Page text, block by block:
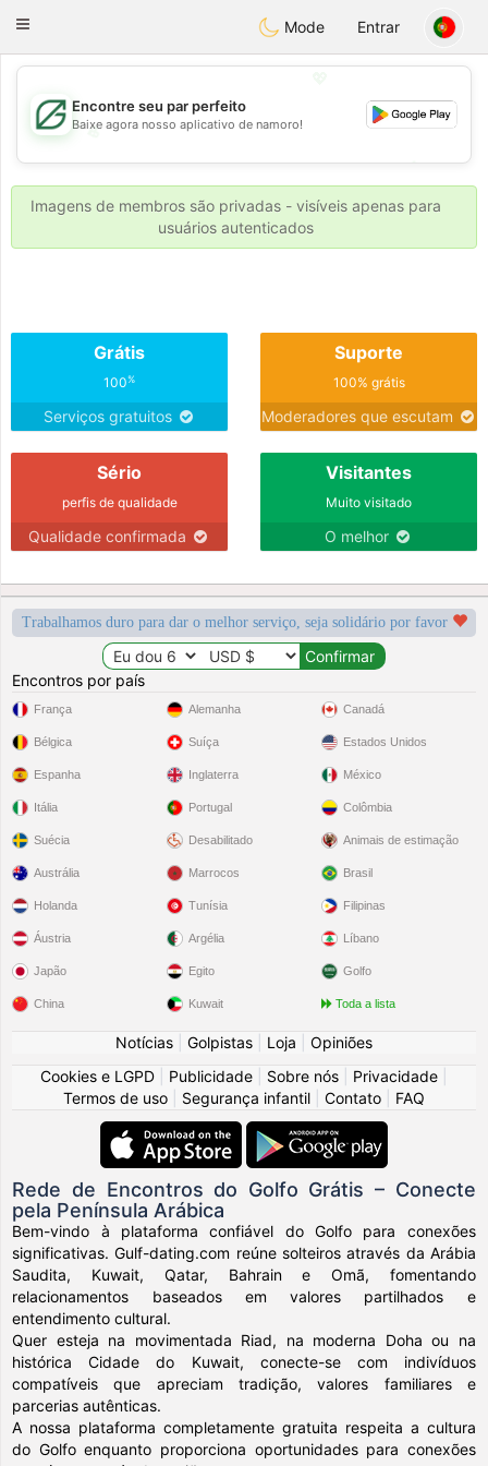
Dating
Toggle
Mode Entrar
💖
💕
💕
Encontre seu par perfeito
Baixe agora nosso aplicativo de namoro!
Imagens de membros são privadas - visíveis apenas para
usuários autenticados
Grátis
100%
Serviços gratuitos
Suporte
100% grátis
Moderadores que escutam
Sério
perfis de qualidade
Qualidade confirmada
Visitantes
Muito visitado
O melhor
Trabalhamos duro para dar o melhor serviço, seja solidário por favor
Encontros por país
França
Bélgica
Espanha
Itália
Suécia
Alemanha
Suíça
Inglaterra
Portugal
Desabilitado
Canadá
Estados Unidos
México
Colômbia
Animais de estimação
Austrália
Holanda
Áustria
Japão
China
Marrocos
Tunísia
Argélia
Egito
Kuwait
Brasil
Filipinas
Líbano
Golfo
Toda a lista
Notícias Golpistas Loja
Opiniões
Cookies e LGPD
Publicidade Sobre nós Privacidade
Termos de uso
Segurança infantil Contato FAQ
Rede de Encontros do Golfo Grátis – Conecte
pela Península Arábica
Bem-vindo à plataforma confiável do Golfo para conexões
significativas. Gulf-dating.com reúne solteiros através da Arábia
Saudita, Kuwait, Qatar, Bahrain e Omã, fomentando
relacionamentos baseados em valores partilhados e
entendimento cultural.
Quer esteja na movimentada Riad, na moderna Doha ou na
histórica Cidade do Kuwait, conecte-se com indivíduos
compatíveis que apreciam tradição, valores familiares e
parcerias autênticas.
A nossa plataforma completamente gratuita respeita a cultura
do Golfo enquanto proporciona oportunidades para conexões